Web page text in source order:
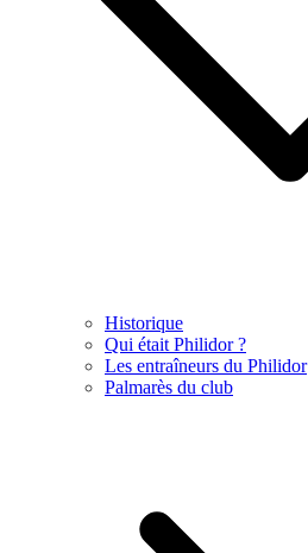
Historique
Qui était Philidor ?
Les entraîneurs du Philidor
Palmarès du club